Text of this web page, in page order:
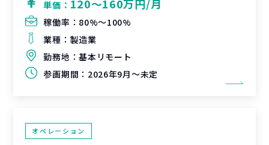
単価： 120〜160万円/月
稼働率： 80%〜100%
業種： 製造業
勤務地：基本リモート
参画期間： 2026年9月～未定
オペレーション